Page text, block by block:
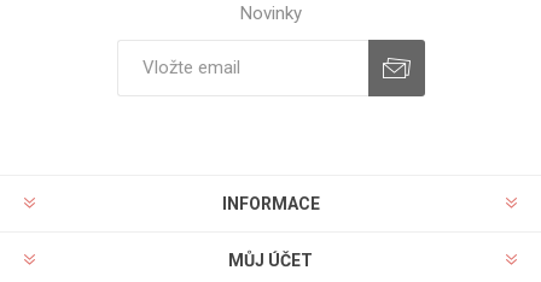
Novinky
INFORMACE
MŮJ ÚČET